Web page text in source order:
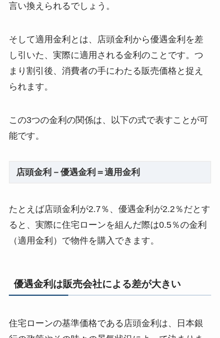
言い換えられるでしょう。
そして適用金利とは、店頭金利から優遇金利を差
し引いた、実際に適用される金利のことです。つ
まり割引後、消費者の手にわたる販売価格と捉え
られます。
この3つの金利の関係は、以下の式で表すことが可
能です。
店頭金利－優遇金利＝適用金利
たとえば店頭金利が2.7％、優遇金利が2.2％だとす
ると、実際に住宅ローンを組んだ際は0.5％の金利
（適用金利）で物件を購入できます。
優遇金利は販売会社による差が大きい
住宅ローンの基準価格である店頭金利は、日本銀